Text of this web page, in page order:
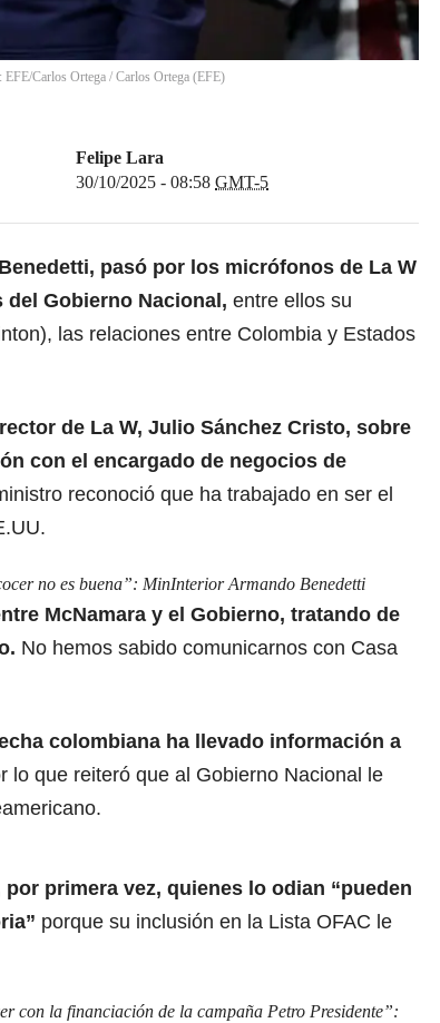
Carlos Ortega / Carlos Ortega (EFE)
Felipe Lara
30/10/2025 - 08:58 GMT-5
, pasó por los micrófonos de La W
Gobierno Nacional, entre ellos su
las relaciones entre Colombia y Estados
de La W, Julio Sánchez Cristo, sobre
con el encargado de negocios de
reconoció que ha trabajado en ser el
no es buena”: MinInterior Armando Benedetti
McNamara y el Gobierno, tratando de
No hemos sabido comunicarnos con Casa
colombiana ha llevado información a
lo que reiteró que al Gobierno Nacional le
primera vez, quienes lo odian “pueden
porque su inclusión en la Lista OFAC le
con la financiación de la campaña Petro Presidente”: